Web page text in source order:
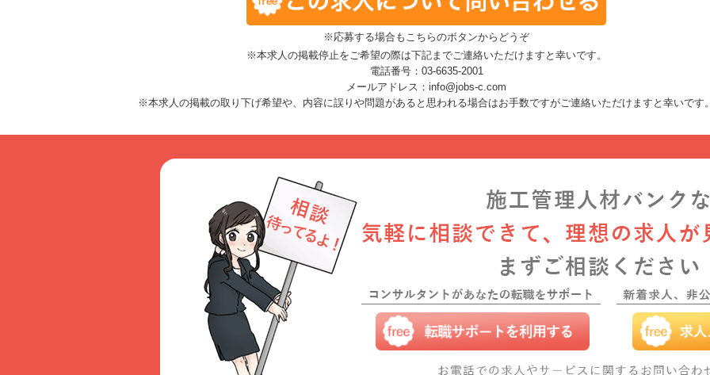
※応募する場合もこちらのボタンからどうぞ
※本求人の掲載停止をご希望の際は下記までご連絡いただけますと幸いです。
電話番号：03-6635-2001
メールアドレス：info@jobs-c.com
※本求人の掲載の取り下げ希望や、内容に誤りや問題があると思われる場合はお手数ですがご連絡いただけますと幸いです